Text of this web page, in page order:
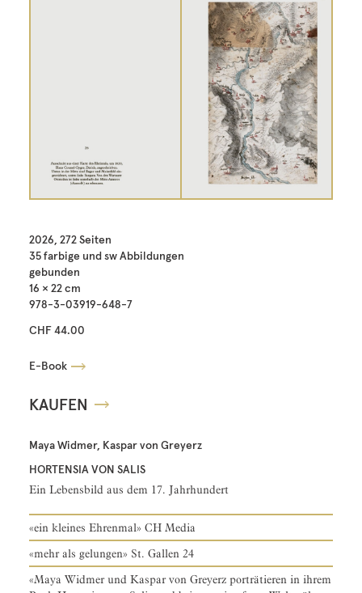
2026, 272 Seiten
35 farbige und sw Abbildungen
gebunden
16 × 22 cm
978-3-03919-648-7
CHF 44.00
E-Book
KAUFEN
Maya Widmer, Kaspar von Greyerz
HORTENSIA VON SALIS
Ein Lebensbild aus dem 17. Jahrhundert
«ein kleines Ehrenmal» CH Media
«mehr als gelungen» St. Gallen 24
«Maya Widmer und Kaspar von Greyerz porträtieren in ihrem